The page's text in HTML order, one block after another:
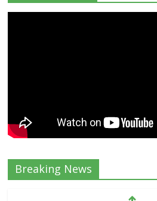
Breaking News